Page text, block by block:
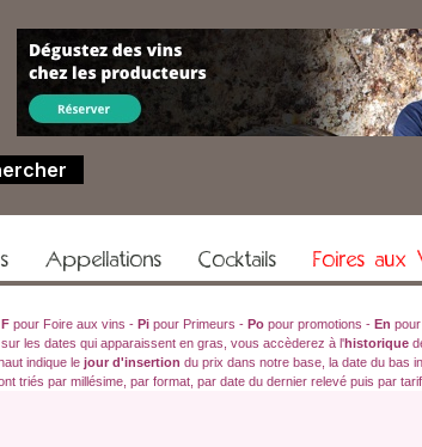
Appellations Cocktails Foires aux
Fpour Foire aux vins - Pipour Primeurs - Popour promotions - En
les dates qui apparaissent en gras, vous accèderez à l'historique
indique le jour d'insertion du prix dans notre base, la date du bas
triés par millésime, par format, par date du dernier relevé puis par